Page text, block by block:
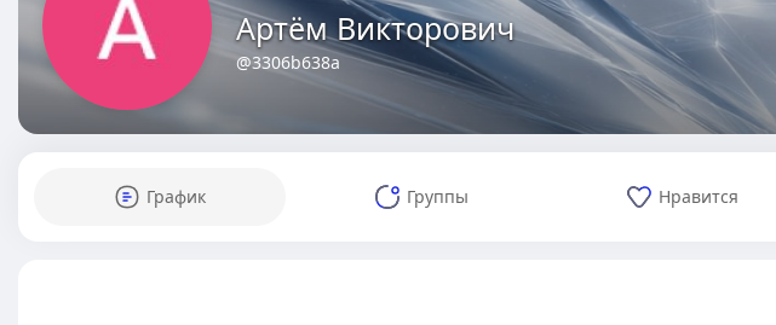
Артём Викторович
@3306b638a
График Группы Нравится